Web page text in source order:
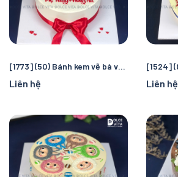
[1773] (50) Bánh kem vẽ bà và cháu cho sinh nhật gia đình
Liên hệ Liên hệ